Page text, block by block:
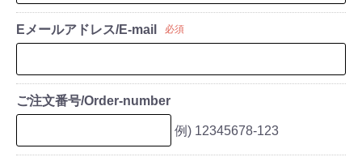
Eメールアドレス/E-mail 必須
ご注文番号/Order-number
例) 12345678-123